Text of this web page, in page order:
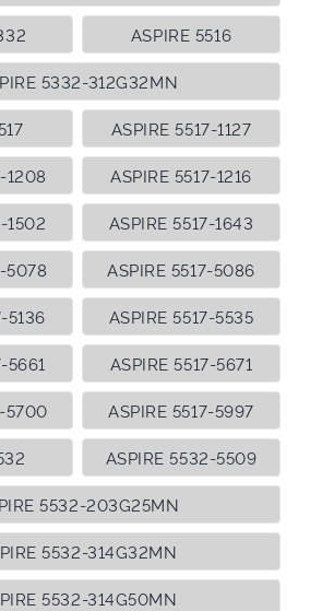
5332-312G32MN
ASPIRE 5516
ASPIRE 5517-1127
1208 ASPIRE 5517-1216
1502 ASPIRE 5517-1643
5078 ASPIRE 5517-5086
5136 ASPIRE 5517-5535
5661 ASPIRE 5517-5671
5700 ASPIRE 5517-5997
5532-203G25MN
5532-314G32MN
5532-314G50MN
ASPIRE 5532-5509